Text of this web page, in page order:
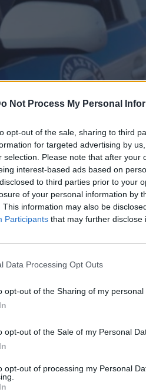
Not Process My Personal
opt-out of the sale, sharing to third
for targeted advertising by
selection. Please note that after your
interest-based ads based on
to third parties prior to your
of your personal information by
This information may also be
Participants that may further disclose
Data Processing Opt Outs
opt-out of the Sharing of my personal
opt-out of the Sale of my Personal
opt-out of processing my Personal
Bluesky Email
ο οποίος
το πρωί της
προχώρησε η
του τη Λεωφόρο
διασωληνωμένο σε
ενώ η 70χρονη έχει